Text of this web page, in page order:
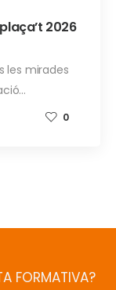
2026
les mirades
0
FORMATIVA?